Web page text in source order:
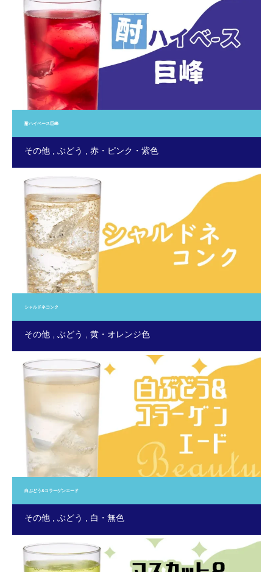
酎ハイベース巨峰
その他 ぶどう 赤・ピンク・紫色
シャルドネコンク
その他 ぶどう 黄・オレンジ色
白ぶどう&コラーゲンエード
その他 ぶどう 白・無色